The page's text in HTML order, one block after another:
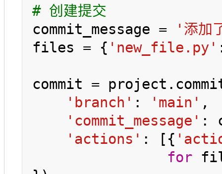
# 创建提交
commit_message =
'添加
files = { 'new_file.py'
commit =
'branch' : 'main' ,
'commit_message' :
'actions' : [{
for